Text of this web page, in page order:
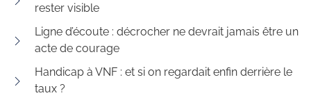
rester visible
Ligne d’écoute : décrocher ne devrait jamais être un
acte de courage
Handicap à VNF : et si on regardait enfin derrière le
taux ?